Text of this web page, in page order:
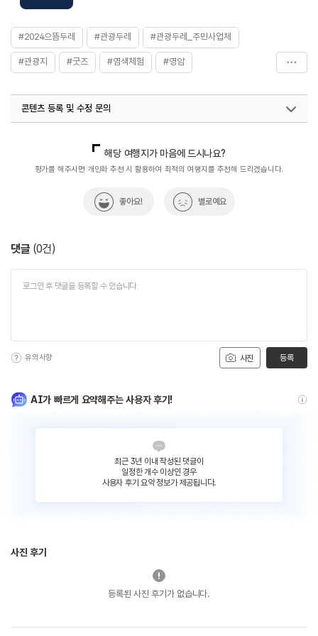
#2024으뜸두레 #관광두레 #관광두레_주민사업체
#관광지 #굿즈 #염색체험 #영암
#천연염색 #체험프로그램
콘텐츠 등록 및 수정 문의
지역관광협력팀(관광두레)
02-7299-511
해당 여행지가 마음에 드시나요?
평가를 해주시면 개인화 추천 시 활용하여 최적의 여행지를 추천해 드리겠습니다.
좋아요! 별로예요
댓글 (0건)
사진
유의사항 등록
AI가 빠르게 요약해주는 사용자 후기!
최근 3년 이내 작성된 댓글이
일정한 개수 이상인 경우
사용자 후기 요약 정보가 제공됩니다.
사진 후기
등록된 사진 후기가 없습니다.